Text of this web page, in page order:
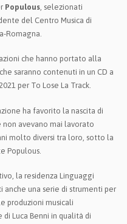
Populous , selezionati
del Centro Musica di
Romagna.
che hanno portato alla
saranno contenuti in un CD a
per To Lose La Track.
ha favorito la nascita di
non avevano mai lavorato
molto diversi tra loro, sotto la
Populous.
la residenza Linguaggi
una serie di strumenti per
produzioni musicali
Luca Benni in qualità di